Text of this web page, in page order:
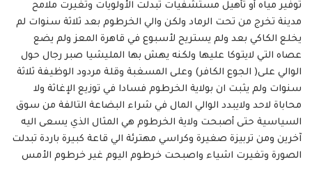
توفير مياه أو تأهيل مستشفيات تبدلت الأولويات وتغيرت ملامح
مدينة تخرج من تحت الرماد ولكن والي الخرطوم بعد ثلاثة سنوات لم
يخلع الكاكي بعد ولم يستريح لأسبوع في قاهرة المعز ولم يضع
عصاه التي لايتوكا عليها ولكنه يهش بها المليشيا صبر رجال حول
الوالي على( الجوع الكافر) وعلى المسغبة وقلة مردود الوظيفة ثلاثة
سنوات ولم يثبت ان بولاية الخرطوم فسادا في توزيع الإغاثة ولا
محاباة لاحد ولايبدد الوالي المال في شراء البضاعة التالفة من سوق
السياسية حتى أصبحت ولاية الخرطوم هي المثال الذي يسعى اليه
آخرين ومن تربيزة صغيرة وكراسي مهترئة الي قاعة كبيرة باردة تبدلت
الصورة وتغيرت اشياء واصبحت خرطوم اليوم غير خرطوم الأمس